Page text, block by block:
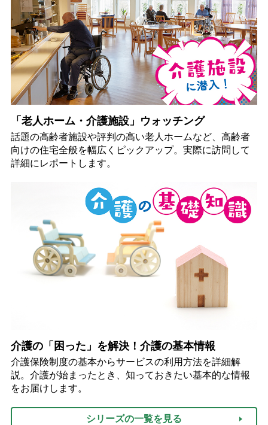
「老人ホーム・介護施設」ウォッチング
話題の高齢者施設や評判の高い老人ホームなど、高齢者
向けの住宅全般を幅広くピックアップ。実際に訪問して
詳細にレポートします。
介護の「困った」を解決！介護の基本情報
介護保険制度の基本からサービスの利用方法を詳細解
説。介護が始まったとき、知っておきたい基本的な情報
をお届けします。
シリーズの一覧を見る